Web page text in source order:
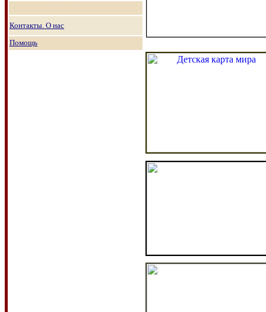
Контакты. О нас
Помощь